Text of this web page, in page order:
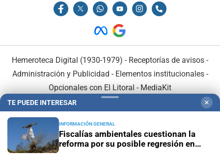
Hemeroteca Digital (1930-1979) - Receptorías de avisos -
Administración y Publicidad - Elementos institucionales-
Opcionales con El Litoral - MediaKit
TE PUEDE INTERESAR ✕
INFORMACIÓN GENERAL
Fiscalías ambientales cuestionan la
reforma por su posible regresión en